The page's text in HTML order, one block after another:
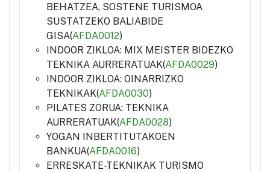
BEHATZEA, SOSTENE TURISMOA
SUSTATZEKO BALIABIDE
GISA(AFDA0012)
INDOOR ZIKLOA: MIX MEISTER BIDEZKO
TEKNIKA AURRERATUAK(AFDA0029)
INDOOR ZIKLOA: OINARRIZKO
TEKNIKAK(AFDA0030)
PILATES ZORUA: TEKNIKA
AURRERATUAK(AFDA0028)
YOGAN INBERTITUTAKOEN
BANKUA(AFDA0016)
ERRESKATE-TEKNIKAK TURISMO